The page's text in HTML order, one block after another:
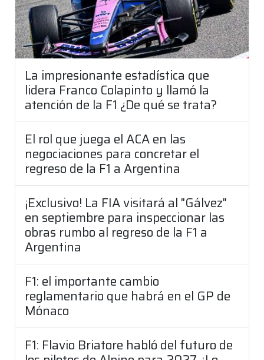
La impresionante estadística que
lidera Franco Colapinto y llamó la
atención de la F1 ¿De qué se trata?
El rol que juega el ACA en las
negociaciones para concretar el
regreso de la F1 a Argentina
¡Exclusivo! La FIA visitará al "Gálvez"
en septiembre para inspeccionar las
obras rumbo al regreso de la F1 a
Argentina
F1: el importante cambio
reglamentario que habrá en el GP de
Mónaco
F1: Flavio Briatore habló del futuro de